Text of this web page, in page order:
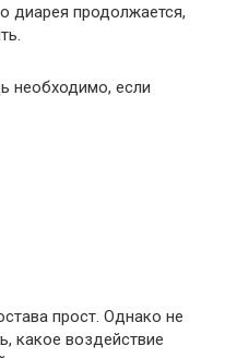
диарея продолжается,
необходимо, если
прост. Однако не
какое воздействие